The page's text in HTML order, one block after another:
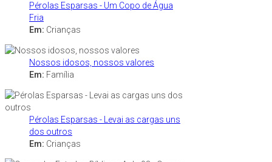
Pérolas Esparsas - Um Copo de Água
Fria
Em: Crianças
Nossos idosos, nossos valores
Em: Família
Pérolas Esparsas - Levai as cargas uns
dos outros
Em: Crianças